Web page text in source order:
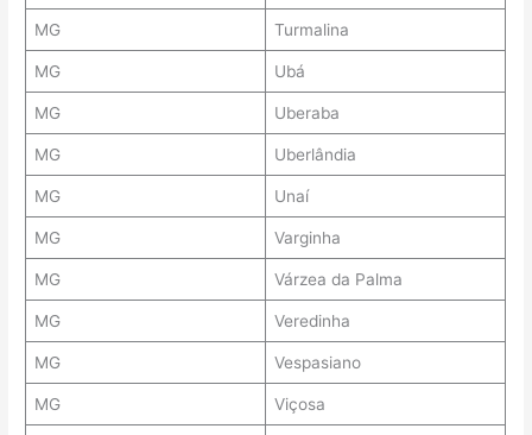
MG Turmalina
MG Ubá
MG Uberaba
MG Uberlândia
MG Unaí
MG Varginha
MG Várzea da Palma
MG Veredinha
MG Vespasiano
MG Viçosa